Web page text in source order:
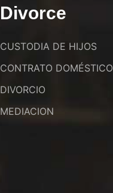
Divorce
CUSTODIA DE HIJOS
CONTRATO DOMÉSTICO
DIVORCIO
MEDIACION